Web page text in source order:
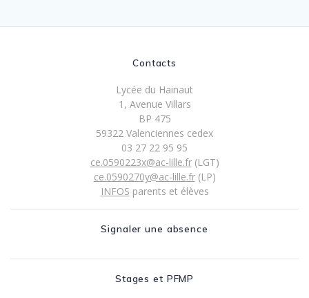
Contacts
Lycée du Hainaut
1, Avenue Villars
BP 475
59322 Valenciennes cedex
03 27 22 95 95
ce.0590223x@ac-lille.fr(LGT)
ce.0590270y@ac-lille.fr(LP)
INFOS parents et élèves
Signaler une absence
Stages et PFMP